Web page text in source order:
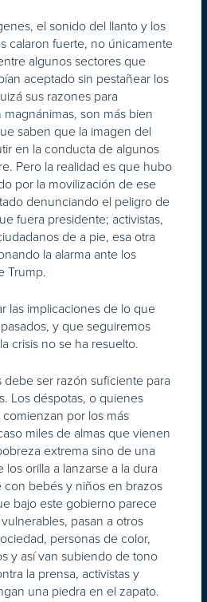
el sonido del llanto y los
calaron fuerte, no únicamente
algunos sectores que
aceptado sin pestañear los
sus razones para
son más bien
saben que la imagen del
en la conducta de algunos
Pero la realidad es que hubo
por la movilización de ese
denunciando el peligro de
fuera presidente; activistas,
de a pie, esa otra
la alarma ante los
Trump.
las implicaciones de lo que
y que seguiremos
crisis no se ha resuelto.
ser razón suficiente para
Los déspotas, o quienes
por los más
miles de almas que vienen
extrema sino de una
orilla a lanzarse a la dura
con bebés y niños en brazos
bajo este gobierno parece
pasan a otros
personas de color,
y así van subiendo de tono
la prensa, activistas y
una piedra en el zapato.